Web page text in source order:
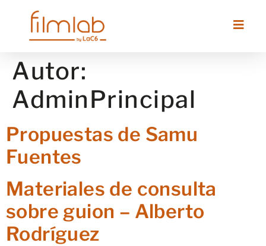
Autor:
AdminPrincipal
Propuestas de Samu
Fuentes
Materiales de consulta
sobre guion – Alberto
Rodríguez